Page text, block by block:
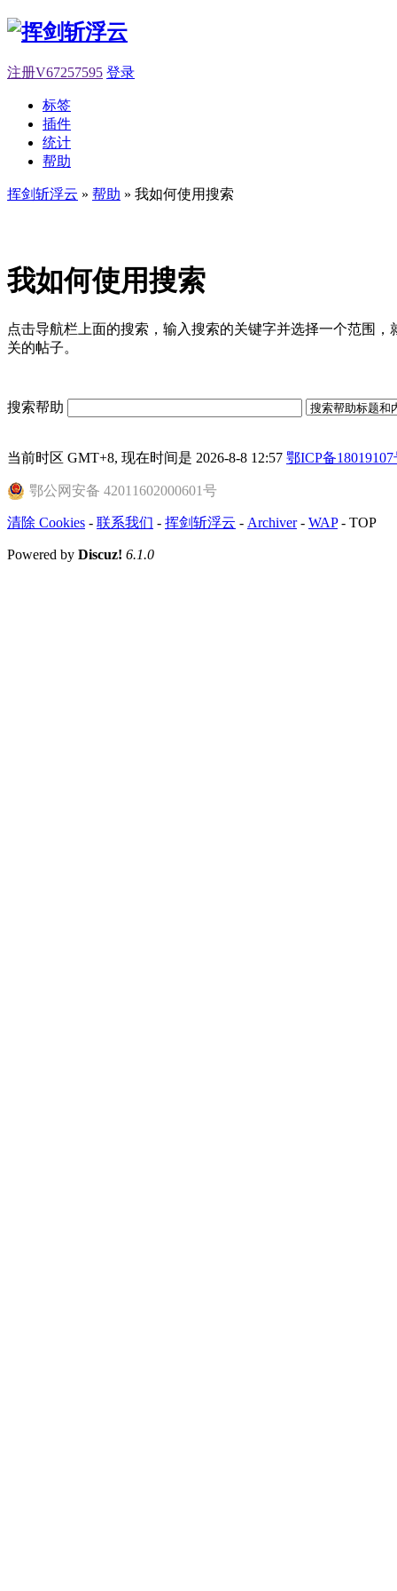
注册V67257595 登录
标签
插件
统计
帮助
挥剑斩浮云 » 帮助 » 我如何使用搜索
我如何使用搜索
点击导航栏上面的搜索，输入搜索的关键字并选择一个范围
关的帖子。
搜索帮助
当前时区 GMT+8, 现在时间是 2026-8-8 12:57 鄂ICP备18019107
鄂公网安备 42011602000601号
清除 Cookies - 联系我们 - 挥剑斩浮云 - Archiver- WAP- TOP
Powered by Discuz! 6.1.0